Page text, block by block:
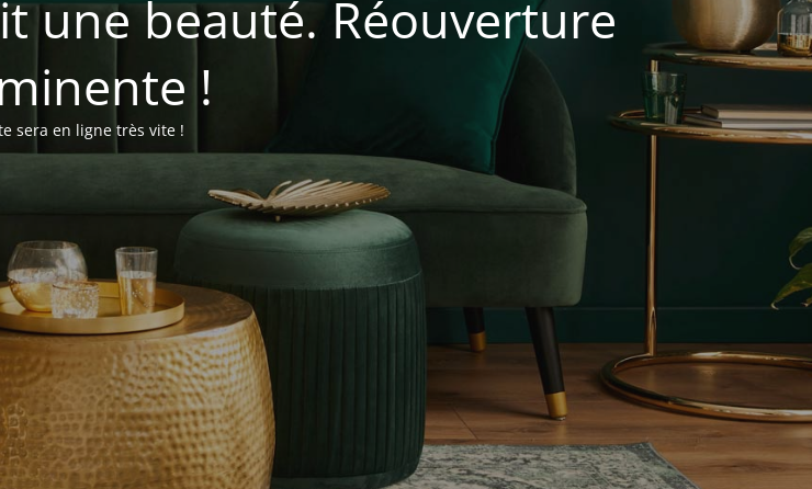
une beauté. Réouverture
!
sera en ligne très vite !